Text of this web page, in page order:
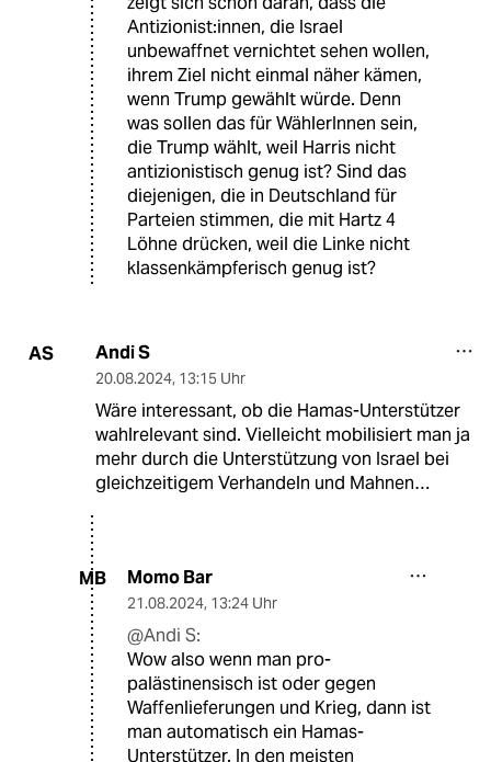
Antizionist:innen, die Israel
unbewaffnet vernichtet sehen wollen,
ihrem Ziel nicht einmal näher kämen,
wenn Trump gewählt würde. Denn
was sollen das für WählerInnen sein,
die Trump wählt, weil Harris nicht
antizionistisch genug ist? Sind das
diejenigen, die in Deutschland für
Parteien stimmen, die mit Hartz 4
Löhne drücken, weil die Linke nicht
klassenkämpferisch genug ist?
AS Andi S
20.08.2024, 13:15 Uhr
Wäre interessant, ob die Hamas-Unterstützer
wahlrelevant sind. Vielleicht mobilisiert man ja
mehr durch die Unterstützung von Israel bei
gleichzeitigem Verhandeln und Mahnen…
MB Momo Bar
21.08.2024, 13:24 Uhr
@Andi S:
Wow also wenn man pro-
palästinensisch ist oder gegen
Waffenlieferungen und Krieg, dann ist
man automatisch ein Hamas-
Unterstützer. In den meisten